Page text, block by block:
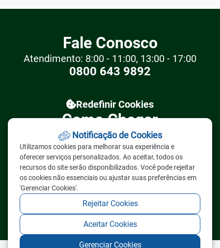
Fale Conosco
Atendimento: 8:00 - 11:00, 13:00 - 17:00
0800 643 9892
Redefinir Cookies
Como Chegar
Prefeitura Municipal de Nova Lacerda -
MT
Rua ANTÔNIO CARLOS DO
AMARAL, S/N- Centro,- CEP:
78.243-000 / Nova Lacerda - MT
Notificação de Cookies
Utilizamos cookies para melhorar sua experiência e
oferecer serviços personalizados. Ao aceitar, todos os
recursos do site serão disponibilizados. Você pode rejeitar
os cookies não essenciais ou ajustar suas preferências em
'Gerenciar Cookies'.
Rejeitar Cookies
Aceitar Cookies
Gerenciar Cookies